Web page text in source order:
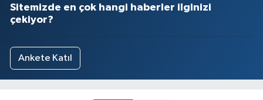
Sitemizde en çok hangi haberler ilginizi
çekiyor?
Ankete Katıl